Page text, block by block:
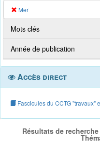
Mer
Mots clés
Année de publication
Accès direct
Fascicules du CCTG "travaux"
Résultats de